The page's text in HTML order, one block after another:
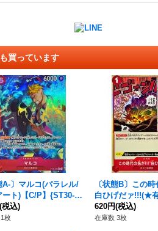
買っています
A-〕マルコ(パラレル/
ート)【C/P】{ST30-0
(税込)
枚
〔状態B〕この
白ひげだァ!!!(★
【C/P】{ST30-
620円(税込)
在庫数 3枚